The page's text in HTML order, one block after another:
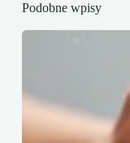
Podobne wpisy